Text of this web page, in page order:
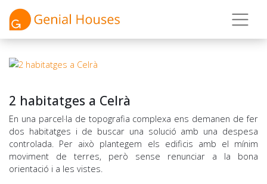
2 habitatges a Celrà
En una parcel·la de topografia complexa ens demanen de fer
dos habitatges i de buscar una solució amb una despesa
controlada. Per això plantegem els edificis amb el mínim
moviment de terres, però sense renunciar a la bona
orientació i a les vistes.